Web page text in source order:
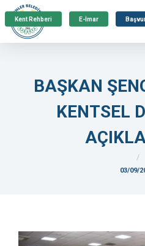
Kent Rehberi E-İmar
BAŞKAN
KENTSEL
03/09/